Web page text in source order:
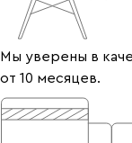
Мы уверены в
от 10 месяцев.